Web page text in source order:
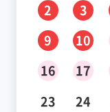
2
3
9
10
16
17
23
24